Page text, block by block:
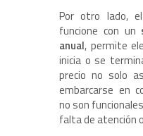
Por otro lado,
funcione con un
anual, permite
inicia o se
precio no solo
embarcarse en
no son
falta de atención